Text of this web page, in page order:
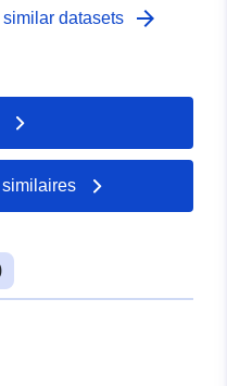
similar datasets arrow_forward